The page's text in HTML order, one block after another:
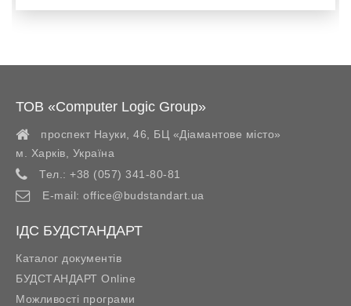
ТОВ «Computer Logic Group»
проспект Науки, 46, БЦ «Діамантове місто»
м. Харків
Україна
Тел.: +38 (057) 341-80-81
E-mail: office@budstandart.ua
ІДС БУДСТАНДАРТ
Каталог документів
БУДСТАНДАРТ Online
Можливості програми